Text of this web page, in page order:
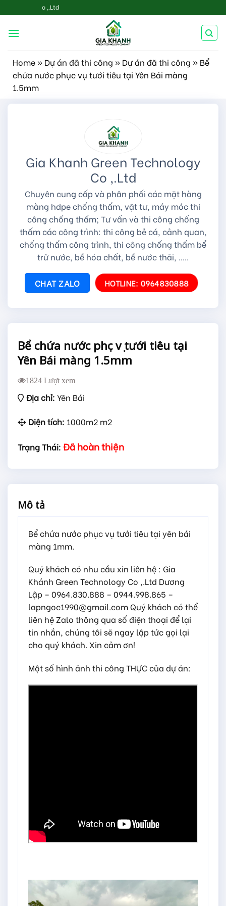
to
content
Home » Dự án đã thi công » Dự án đã thi công » Bể
chứa nước phục vụ tưới tiêu tại Yên Bái màng
1.5mm
Bể chứa nước phục vụ tưới tiêu tại
Yên Bái màng 1.5mm
1824 Lượt xem
Địa chỉ: Yên Bái
Diện tích: 1000m2 m2
Trạng Thái: Đã hoàn thiện
Gia Khanh Green Technology
Co ,.Ltd
Chuyên cung cấp và phân phối các mặt hàng
màng hdpe chống thấm, vật tư, máy móc thi
công chống thấm; Tư vấn và thi công chống
thấm các công trình: thi công bẻ cá, cảnh quan,
chống thấm công trình, thi công chống thấm bể
trữ nước, bể hóa chất, bể nước thải, .....
CHAT ZALO HOTLINE: 0964830888
Mô tả
Bể chứa nước phục vụ tưới tiêu tại yên bái
màng 1mm.
Quý khách có nhu cầu xin liên hệ : Gia
Khánh Green Technology Co ,.Ltd Dương
Lập – 0964.830.888 – 0944.998.865 –
lapngoc1990@gmail.com Quý khách có thể
liên hệ Zalo thông qua số điện thoại để lại
tin nhắn, chúng tôi sẽ ngay lập tức gọi lại
cho quý khách. Xin cảm ơn!
Một số hình ảnh thi công THỰC của dự án: